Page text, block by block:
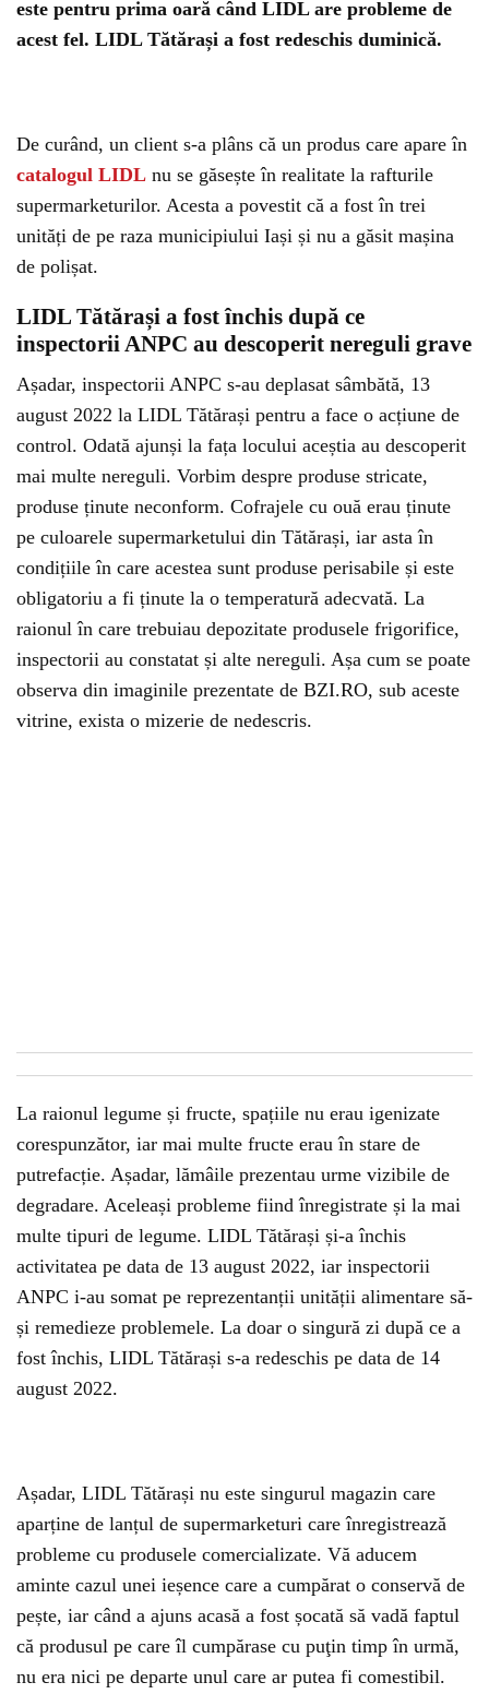
este pentru prima oară când LIDL are probleme de
acest fel. LIDL Tătărași a fost redeschis duminică.
De curând, un client s-a plâns că un produs care apare în
catalogul LIDL nu se găsește în realitate la rafturile
supermarketurilor. Acesta a povestit că a fost în trei
unități de pe raza municipiului Iași și nu a găsit mașina
de polișat.
LIDL Tătărași a fost închis după ce
inspectorii ANPC au descoperit nereguli grave
Așadar, inspectorii ANPC s-au deplasat sâmbătă, 13
august 2022 la LIDL Tătărași pentru a face o acțiune de
control. Odată ajunși la fața locului aceștia au descoperit
mai multe nereguli. Vorbim despre produse stricate,
produse ținute neconform. Cofrajele cu ouă erau ținute
pe culoarele supermarketului din Tătărași, iar asta în
condițiile în care acestea sunt produse perisabile și este
obligatoriu a fi ținute la o temperatură adecvată. La
raionul în care trebuiau depozitate produsele frigorifice,
inspectorii au constatat și alte nereguli. Așa cum se poate
observa din imaginile prezentate de BZI.RO, sub aceste
vitrine, exista o mizerie de nedescris.
La raionul legume și fructe, spațiile nu erau igenizate
corespunzător, iar mai multe fructe erau în stare de
putrefacție. Așadar, lămâile prezentau urme vizibile de
degradare. Aceleași probleme fiind înregistrate și la mai
multe tipuri de legume. LIDL Tătărași și-a închis
activitatea pe data de 13 august 2022, iar inspectorii
ANPC i-au somat pe reprezentanții unității alimentare să-
și remedieze problemele. La doar o singură zi după ce a
fost închis, LIDL Tătărași s-a redeschis pe data de 14
august 2022.
Așadar, LIDL Tătărași nu este singurul magazin care
aparține de lanțul de supermarketuri care înregistrează
probleme cu produsele comercializate. Vă aducem
aminte cazul unei ieșence care a cumpărat o conservă de
pește, iar când a ajuns acasă a fost șocată să vadă faptul
că produsul pe care îl cumpărase cu puţin timp în urmă,
nu era nici pe departe unul care ar putea fi comestibil.